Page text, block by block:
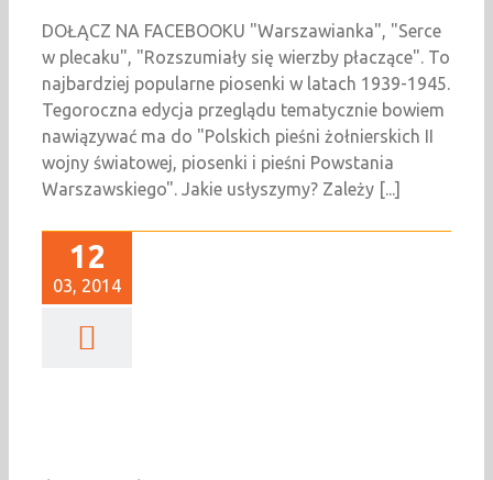
DOŁĄCZ NA FACEBOOKU "Warszawianka", "Serce
w plecaku", "Rozszumiały się wierzby płaczące". To
najbardziej popularne piosenki w latach 1939-1945.
Tegoroczna edycja przeglądu tematycznie bowiem
nawiązywać ma do "Polskich pieśni żołnierskich II
wojny światowej, piosenki i pieśni Powstania
Warszawskiego". Jakie usłyszymy? Zależy [...]
12
03, 2014
Środa Literacka: